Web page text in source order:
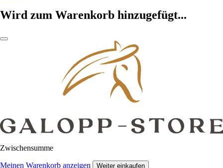
Wird zum Warenkorb hinzugefügt...
Zwischensumme
Meinen Warenkorb anzeigen Weiter einkaufen